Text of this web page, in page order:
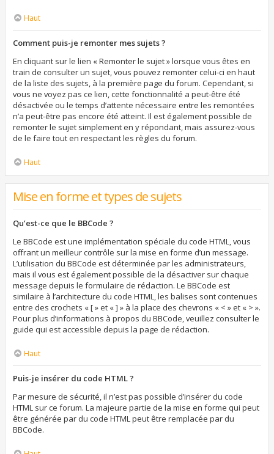
Haut
Comment puis-je remonter mes sujets ?
En cliquant sur le lien « Remonter le sujet » lorsque vous êtes en
train de consulter un sujet, vous pouvez remonter celui-ci en haut
de la liste des sujets, à la première page du forum. Cependant, si
vous ne voyez pas ce lien, cette fonctionnalité a peut-être été
désactivée ou le temps d’attente nécessaire entre les remontées
n’a peut-être pas encore été atteint. Il est également possible de
remonter le sujet simplement en y répondant, mais assurez-vous
de le faire tout en respectant les règles du forum.
Haut
Mise en forme et types de sujets
Qu’est-ce que le BBCode ?
Le BBCode est une implémentation spéciale du code HTML, vous
offrant un meilleur contrôle sur la mise en forme d’un message.
L’utilisation du BBCode est déterminée par les administrateurs,
mais il vous est également possible de la désactiver sur chaque
message depuis le formulaire de rédaction. Le BBCode est
similaire à l’architecture du code HTML, les balises sont contenues
entre des crochets « [ » et « ] » à la place des chevrons « < » et « > ».
Pour plus d’informations à propos du BBCode, veuillez consulter le
guide qui est accessible depuis la page de rédaction.
Haut
Puis-je insérer du code HTML ?
Par mesure de sécurité, il n’est pas possible d’insérer du code
HTML sur ce forum. La majeure partie de la mise en forme qui peut
être générée par du code HTML peut être remplacée par du
BBCode.